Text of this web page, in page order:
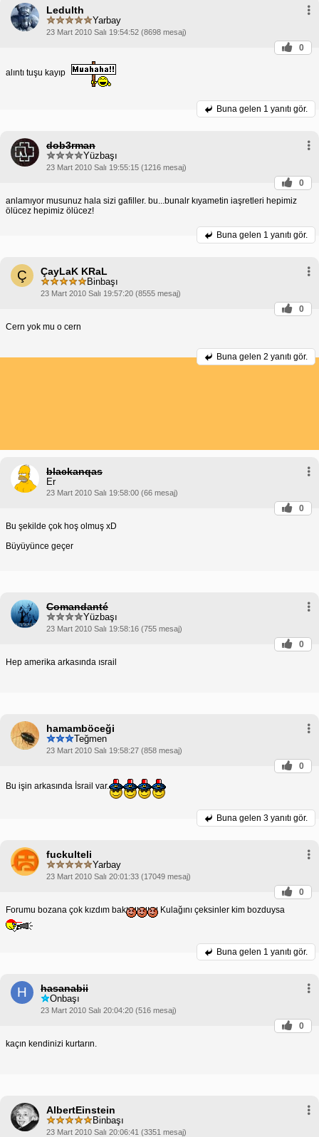
Ledulth
Yarbay
23 Mart 2010 Salı 19:54:52 (8698 mesaj)
0
alıntı tuşu kayıp
Buna gelen 1 yanıtı gör.
dob3rman
Yüzbaşı
23 Mart 2010 Salı 19:55:15 (1216 mesaj)
0
anlamıyor musunuz hala sizi gafiller. bu...bunalr kıyametin iaşretleri hepimiz
ölücez hepimiz ölücez!
Buna gelen 1 yanıtı gör.
Ç ÇayLaK KRaL
Binbaşı
23 Mart 2010 Salı 19:57:20 (8555 mesaj)
0
Cern yok mu o cern
Buna gelen 2 yanıtı gör.
blackanqas
Er
23 Mart 2010 Salı 19:58:00 (66 mesaj)
0
Bu şekilde çok hoş olmuş xD
Büyüyünce geçer
Comandanté
Yüzbaşı
23 Mart 2010 Salı 19:58:16 (755 mesaj)
0
Hep amerika arkasında ısrail
hamamböceği
Teğmen
23 Mart 2010 Salı 19:58:27 (858 mesaj)
0
Bu işin arkasında İsrail var.
Buna gelen 3 yanıtı gör.
fuckulteli
Yarbay
23 Mart 2010 Salı 20:01:33 (17049 mesaj)
0
Forumu bozana çok kızdım bak
Kulağını çeksinler kim bozduysa
Buna gelen 1 yanıtı gör.
H hasanabii
Onbaşı
23 Mart 2010 Salı 20:04:20 (516 mesaj)
0
kaçın kendinizi kurtarın.
AlbertEinstein
Binbaşı
23 Mart 2010 Salı 20:06:41 (3351 mesaj)